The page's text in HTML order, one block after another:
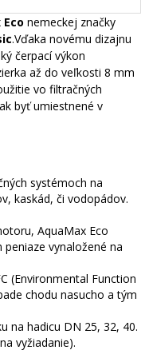
nemeckej značky
.Vďaka novému dizajnu
čerpací výkon
až do veľkosti 8 mm
vo filtračných
byť umiestnené v
systémoch na
kaskád, či vodopádov.
AquaMax Eco
vynaložené na
(Environmental Function
chodu nasucho a tým
na hadicu DN 25, 32, 40.
vyžiadanie).